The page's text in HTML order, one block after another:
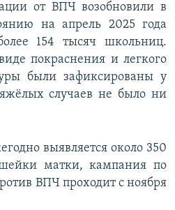
от ВПЧ возобновили в
на апрель 2025 года
154 тысяч школьниц.
покраснения и легкого
были зафиксированы у
случаев не было ни
выявляется около 350
матки, кампания по
ВПЧ проходит с ноября